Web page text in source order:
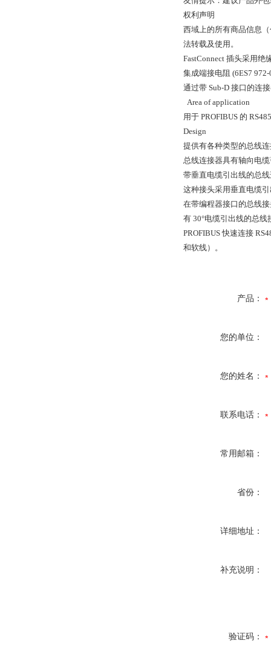
权利声明
西域上的所有商品信息
法转载及使用。
FastConnect 插头采用
集成端接电阻 (6ES7
通过带 Sub-D 接口的连
Area of application
用于 PROFIBUS 的
Design
提供有各种类型的总线
总线连接器具有轴向电
带垂直电缆引出线的总
这种接头采用垂直电缆
在带编程器接口的总线
有 30°电缆引出线的总
PROFIBUS 快速连接
和软线）。
产品：
您的单位：
您的姓名：
联系电话：
常用邮箱：
省份：
详细地址：
补充说明：
验证码：